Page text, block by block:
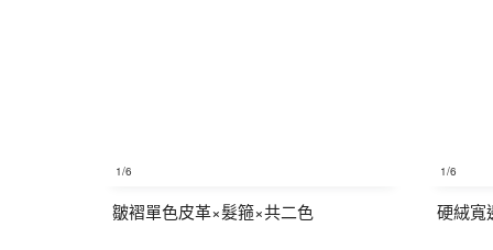
1/6
皺褶單色皮革×髮箍×共二色
1/6
硬絨寬